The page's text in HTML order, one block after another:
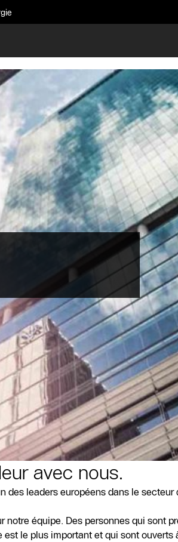
avec nous.
des leaders européens dans le secteur
équipe. Des personnes qui sont
le plus important et qui sont ouverts